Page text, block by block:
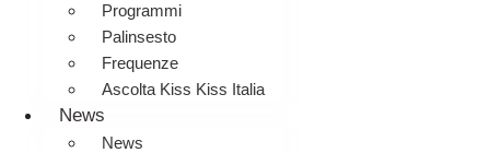
Programmi
Palinsesto
Frequenze
Ascolta Kiss Kiss Italia
News
News